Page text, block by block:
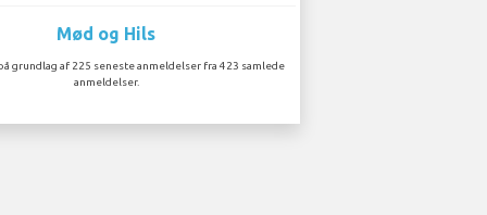
Mød og Hils
grundlag af 225 seneste anmeldelser fra 423 samlede
anmeldelser.